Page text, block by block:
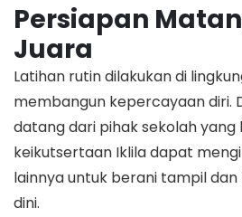
Persiapan
Juara
​Latihan rutin dilakukan di
membangun kepercayaan diri.
datang dari pihak sekolah
keikutsertaan Iklila dapat
lainnya untuk berani tampil
dini.